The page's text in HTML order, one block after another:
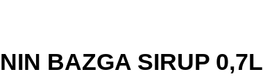
BAZGA SIRUP 0,7L